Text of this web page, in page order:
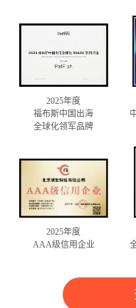
2025年度
福布斯中国出海
全球化领军品牌
2025年度
AAA级信用企业